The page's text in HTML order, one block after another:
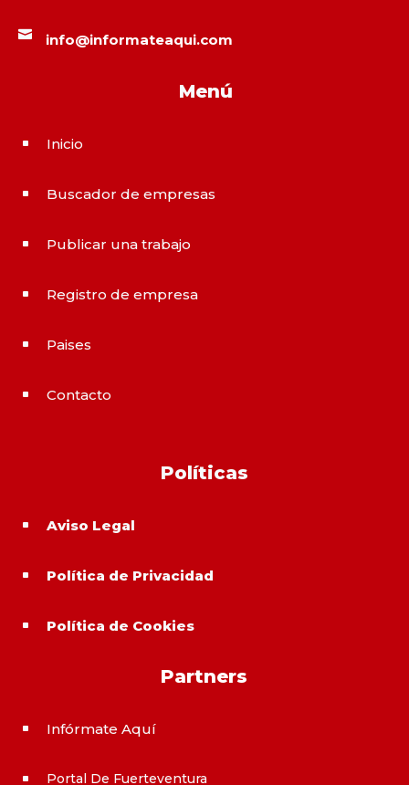
 info@informateaqui.com
Menú
^ Inicio
^ Buscador de empresas
^ Publicar una trabajo
^ Registro de empresa
^ Paises
^ Contacto
Políticas
^ Aviso Legal
^ Política de Privacidad
^ Política de Cookies
Partners
^ Infórmate Aquí
^ Portal De Fuerteventura